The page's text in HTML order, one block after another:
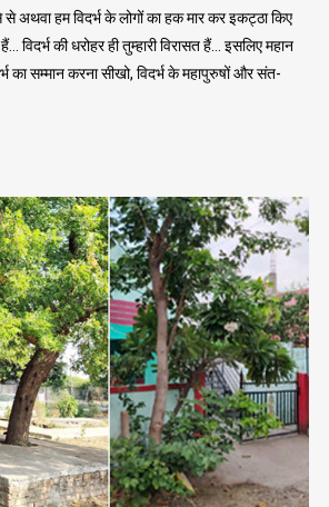
से अथवा हम विदर्भ के लोगों का हक मार कर इकट्ठा किए
की धरोहर ही तुम्हारी विरासत हैं… इसलिए महान
का सम्मान करना सीखो, विदर्भ के महापुरुषों और संत-